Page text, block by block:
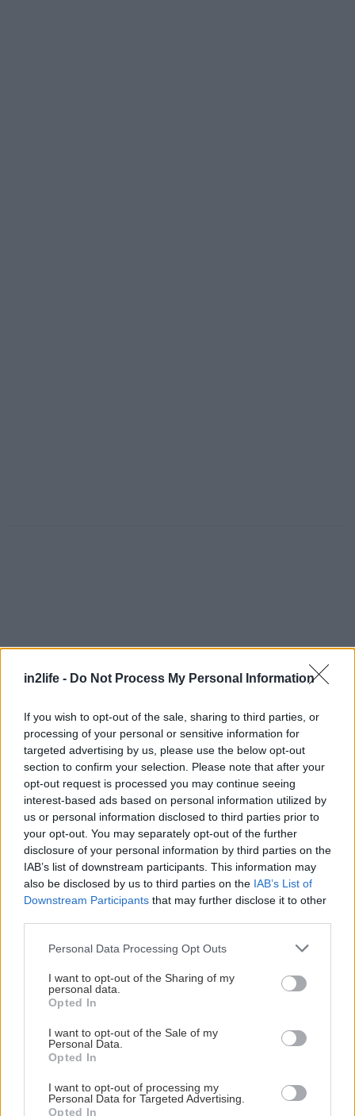
in2life - Do Not Process My Personal Information
If you wish to opt-out of the sale, sharing to third parties, or
processing of your personal or sensitive information for
targeted advertising by us, please use the below opt-out
section to confirm your selection. Please note that after your
opt-out request is processed you may continue seeing
interest-based ads based on personal information utilized by
us or personal information disclosed to third parties prior to
your opt-out. You may separately opt-out of the further
disclosure of your personal information by third parties on the
IAB’s list of downstream participants. This information may
also be disclosed by us to third parties on the IAB’s List of
Downstream Participants that may further disclose it to other
Please note that this website/app uses one or more Google
not limited to your visit or usage behaviour. You may click to
grant or deny consent to Google and its third-party tags to
use your data for below specified purposes in below Google
consent section.
Personal Data Processing Opt Outs
I want to opt-out of the Sharing of my
personal data.
Opted In
I want to opt-out of the Sale of my
Personal Data.
Opted In
I want to opt-out of processing my
Personal Data for Targeted Advertising.
Opted In
Αναζήτηση
για...